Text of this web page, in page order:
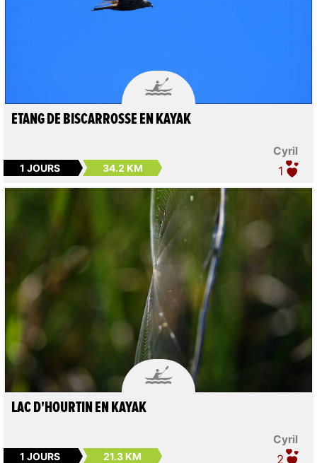

Cyril
ETANG DE BISCARROSSE EN KAYAK
1 JOURS 34.2 KM 1

Cyril
LAC D'HOURTIN EN KAYAK
1 JOURS 21.3 KM 2